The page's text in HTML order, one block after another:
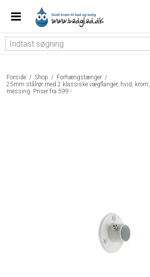
Forside / Shop / Forhængstænger /
25mm stålrør med 2 klassiske vægflanger, hvid, krom,
messing. Priser fra 599.-